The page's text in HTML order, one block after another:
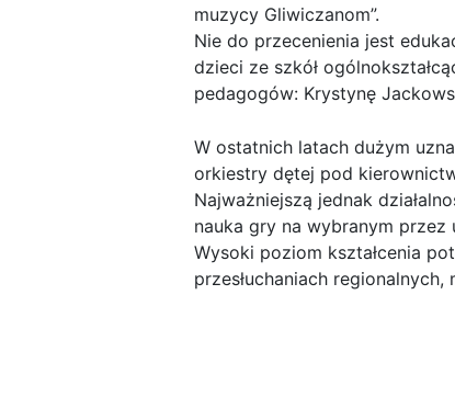
muzycy Gliwiczanom”.
Nie do przecenienia jest
dzieci ze szkół
pedagogów: Krystynę
W ostatnich latach dużym
orkiestry dętej pod
Najważniejszą jednak
nauka gry na wybranym przez
Wysoki poziom kształcenia
przesłuchaniach